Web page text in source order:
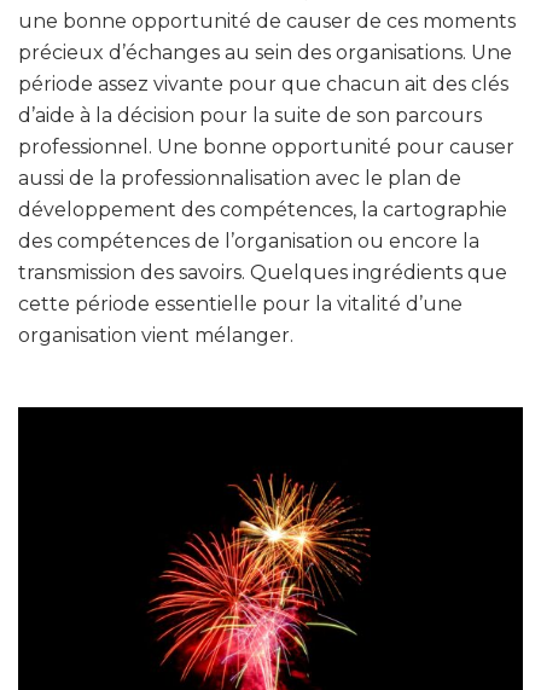
une bonne opportunité de causer de ces moments
précieux d’échanges au sein des organisations. Une
période assez vivante pour que chacun ait des clés
d’aide à la décision pour la suite de son parcours
professionnel. Une bonne opportunité pour causer
aussi de la professionnalisation avec le plan de
développement des compétences, la cartographie
des compétences de l’organisation ou encore la
transmission des savoirs. Quelques ingrédients que
cette période essentielle pour la vitalité d’une
organisation vient mélanger.